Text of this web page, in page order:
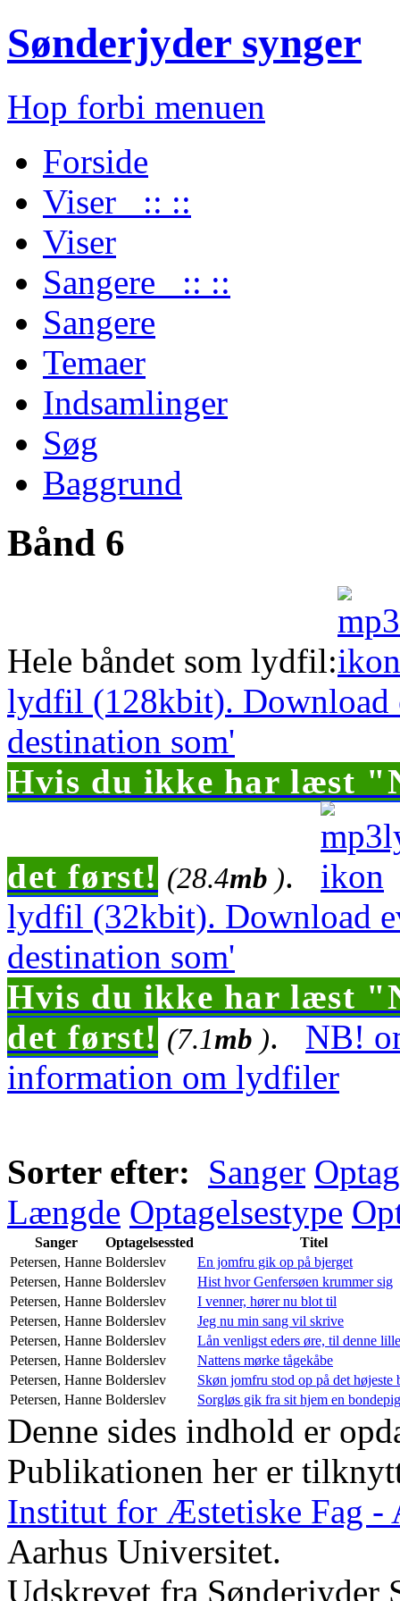
Sønderjyder synger
Hop forbi menuen
Forside
Viser :: ::
Viser
Sangere :: ::
Sangere
Temaer
Indsamlinger
Søg
Baggrund
Bånd 6
Hele båndet som lydfil:
lydfil (128kbit). Download
destination som'
Hvis du ikke har læst
det først! (28.4mb ).
lydfil (32kbit). Download
destination som'
Hvis du ikke har læst
det først! (7.1mb ). NB!
information om lydfiler
Sorter efter: Sanger
Længde Optagelsestype
Sanger Optagelsessted
Titel
Petersen, Hanne Bolderslev
En jomfru gik op på bjerget
Petersen, Hanne Bolderslev
Hist hvor Genfersøen krummer sig
Petersen, Hanne Bolderslev
I venner, hører nu blot til
Petersen, Hanne Bolderslev
Jeg nu min sang vil skrive
Petersen, Hanne Bolderslev
Lån venligst eders øre, til denne
Petersen, Hanne Bolderslev
Nattens mørke tågekåbe
Petersen, Hanne Bolderslev
Skøn jomfru stod op på det højeste
Petersen, Hanne Bolderslev Sorgløs gik fra sit hjem en
Denne sides indhold er
Publikationen her er
Institut for Æstetiske Fag -
Aarhus Universitet.
Udskrevet fra Sønderjyder